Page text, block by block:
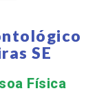
SE
Física​